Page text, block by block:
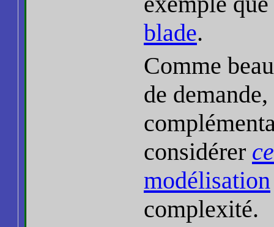
blade.
Comme
de
considérer
modélisation
complexité.